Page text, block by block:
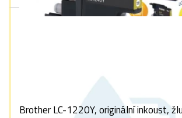
Brother LC-1220Y, originální inkoust,